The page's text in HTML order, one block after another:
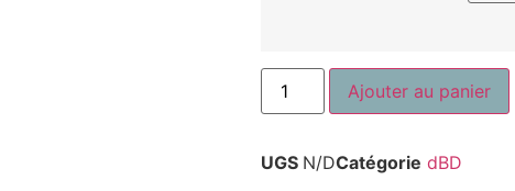
Ajouter au panier
UGS N/DCatégorie dBD